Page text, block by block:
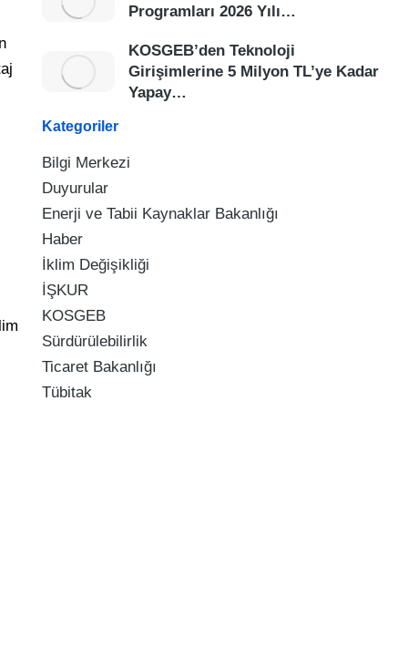
Programları 2026 Yılı…
KOSGEB’den Teknoloji
Girişimlerine 5 Milyon TL’ye Kadar
Yapay…
Kategoriler
Bilgi Merkezi
Duyurular
Enerji ve Tabii Kaynaklar Bakanlığı
Haber
İklim Değişikliği
İŞKUR
KOSGEB
Sürdürülebilirlik
Ticaret Bakanlığı
Tübitak